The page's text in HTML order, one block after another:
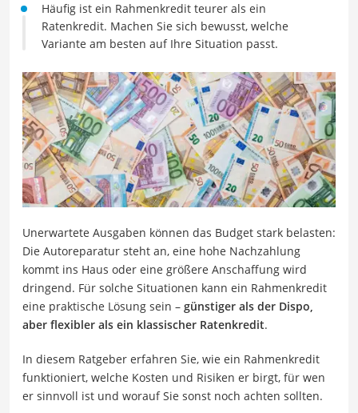
Häufig ist ein Rahmenkredit teurer als ein
Ratenkredit. Machen Sie sich bewusst, welche
Variante am besten auf Ihre Situation passt.
Unerwartete Ausgaben können das Budget stark belasten:
Die Autoreparatur steht an, eine hohe Nachzahlung
kommt ins Haus oder eine größere Anschaffung wird
dringend. Für solche Situationen kann ein Rahmenkredit
eine praktische Lösung sein – günstiger als der Dispo,
aber flexibler als ein klassischer Ratenkredit.
In diesem Ratgeber erfahren Sie, wie ein Rahmenkredit
funktioniert, welche Kosten und Risiken er birgt, für wen
er sinnvoll ist und worauf Sie sonst noch achten sollten.